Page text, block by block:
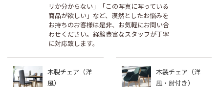
リか分からない」「この写真に写っている
商品が欲しい」など、漠然としたお悩みを
お持ちのお客様は是非、お気軽にお問い合
わせください。経験豊富なスタッフが丁寧
に対応致します。
木製チェア（洋
風）
木製チェア（洋
風・肘付き）